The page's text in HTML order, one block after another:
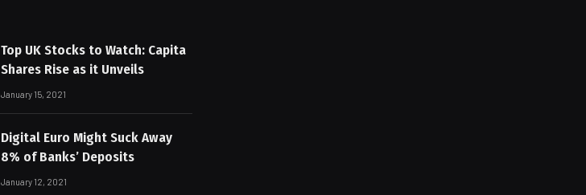
Top UK Stocks to Watch: Capita
Shares Rise as it Unveils
January 15, 2021
Digital Euro Might Suck Away
8% of Banks’ Deposits
January 12, 2021